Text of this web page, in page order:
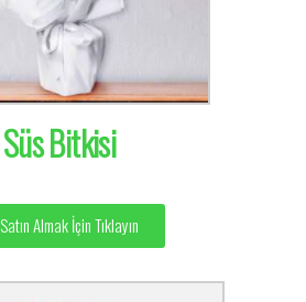
Süs Bitkisi
Satın Almak İçin Tıklayın